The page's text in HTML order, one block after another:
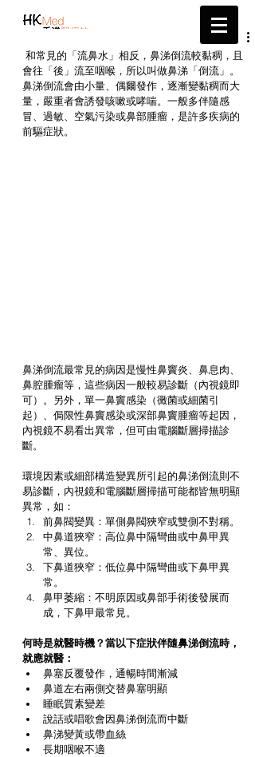
會往「後」流至咽喉，所以叫做鼻涕「倒流」。
鼻涕倒流會由小量、偶爾發作，逐漸變黏稠而大
量，嚴重者會誘發咳嗽或哮喘。一般多伴隨感
冒、過敏、空氣污染或鼻部腫瘤，是許多疾病的
前驅症狀。
鼻涕倒流最常見的病因是慢性鼻竇炎、鼻息肉、
鼻腔腫瘤等，這些病因一般較易診斷（內視鏡即
可）。另外，單一鼻竇感染（黴菌或細菌引
起）、侷限性鼻竇感染或深部鼻竇腫瘤等起因，
內視鏡不易看出異常，但可由電腦斷層掃描診
斷。
環境因素或細部構造變異所引起的鼻涕倒流則不
易診斷，內視鏡和電腦斷層掃描可能都皆無明顯
異常，如：
前鼻閥變異：單側鼻閥狹窄或雙側不對稱。
中鼻道狹窄：高位鼻中隔彎曲或中鼻甲異
常、異位。
下鼻道狹窄：低位鼻中隔彎曲或下鼻甲異
常。
鼻甲萎縮：不明原因或鼻部手術後發展而
成，下鼻甲最常見。
何時是就醫時機？當以下症狀伴隨鼻涕倒流時，
就應就醫：
鼻塞反覆發作，通暢時間漸減
鼻道左右兩側交替鼻塞明顯
睡眠質素變差
說話或唱歌會因鼻涕倒流而中斷
鼻涕變黃或帶血絲
長期咽喉不適